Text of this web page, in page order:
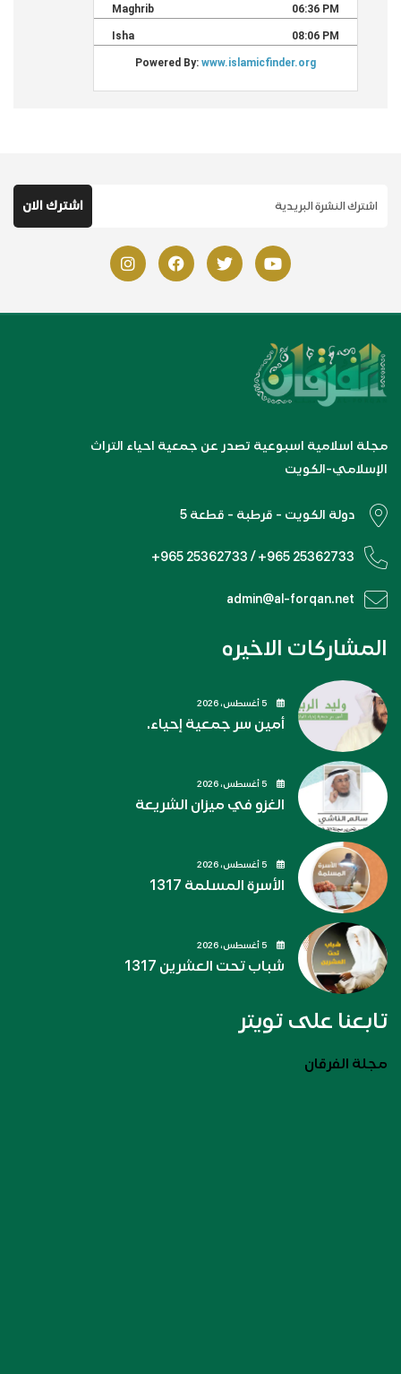
مجلة اسلامية اسبوعية تصدر عن جمعية احياء التراث
الإسلامي-الكويت
دولة الكويت - قرطبة - قطعة 5
+965 25362733 / +965 25362733
admin@al-forqan.net
المشاركات الاخيره
أمين سر جمعية إحياء.
الغزو في ميزان الشريعة
الأسرة المسلمة 1317
شباب تحت العشرين 1317
تابعنا على تويتر
مجلة الفرقان